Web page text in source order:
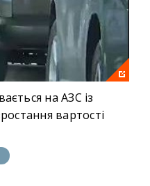
на АЗС із
вартості